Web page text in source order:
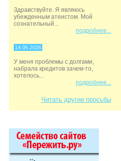
Здравствуйте. Я являюсь
убежденным атеистом. Мой
сознательный...
подробнее...
14.05.2026
У меня проблемы с долгами,
набрала кредитов зачем-то,
хотелось...
подробнее...
Читать другие просьбы